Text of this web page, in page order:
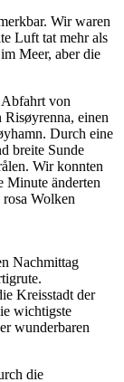
Wir waren
Luft tat mehr als
Meer, aber die
von
einen
Durch eine
breite Sunde
Wir konnten
Minute änderten
Wolken
Nachmittag
Kreisstadt der
wichtigste
wunderbaren
die